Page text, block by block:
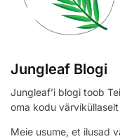
Jungleaf Blogi
Jungleaf’i blogi toob
oma kodu
Meie usume, et ilusad